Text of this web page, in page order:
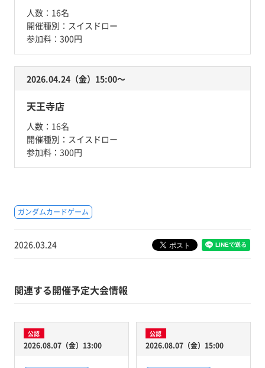
人数： 16名
開催種別： スイスドロー
参加料： 300円
2026.04.24（金）15:00〜
天王寺店
人数： 16名
開催種別： スイスドロー
参加料： 300円
ガンダムカードゲーム
2026.03.24
関連する開催予定大会情報
公認
2026.08.07（金）13:00
公認
2026.08.07（金）15:00